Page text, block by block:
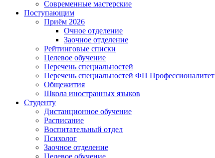
Современные мастерские
Поступающим
Приём 2026
Очное отделение
Заочное отделение
Рейтинговые списки
Целевое обучение
Перечень специальностей
Перечень специальностей ФП Профессионалитет
Общежития
Школа иностранных языков
Студенту
Дистанционное обучение
Расписание
Воспитательный отдел
Психолог
Заочное отделение
Целевое обучение